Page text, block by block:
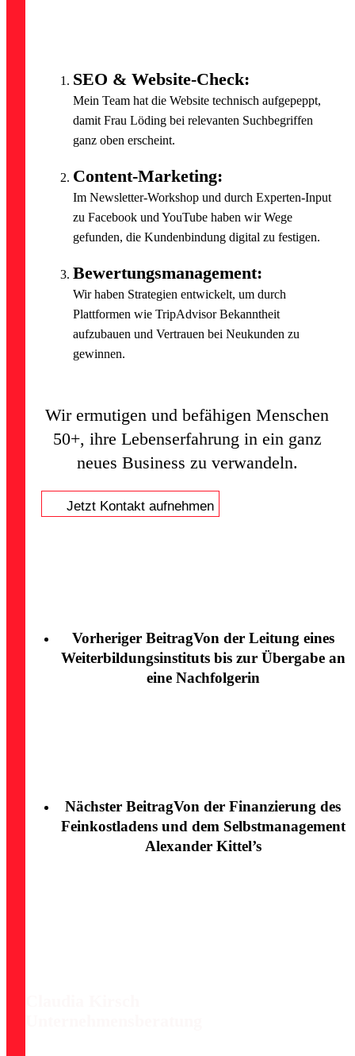
SEO & Website-Check:
Mein Team hat die Website technisch aufgepeppt,
damit Frau Löding bei relevanten Suchbegriffen
ganz oben erscheint.
Content-Marketing:
Im Newsletter-Workshop und durch Experten-Input
zu Facebook und YouTube haben wir Wege
gefunden, die Kundenbindung digital zu festigen.
Bewertungsmanagement:
Wir haben Strategien entwickelt, um durch
Plattformen wie TripAdvisor Bekanntheit
aufzubauen und Vertrauen bei Neukunden zu
gewinnen.
Wir ermutigen und befähigen Menschen
50+, ihre Lebenserfahrung in ein ganz
neues Business zu verwandeln.
Jetzt Kontakt aufnehmen
Vorheriger BeitragVon der Leitung eines
Weiterbildungsinstituts bis zur Übergabe an
eine Nachfolgerin
Nächster BeitragVon der Finanzierung des
Feinkostladens und dem Selbstmanagement
Alexander Kittel’s